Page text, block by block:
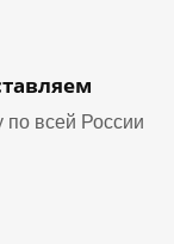
по всей России